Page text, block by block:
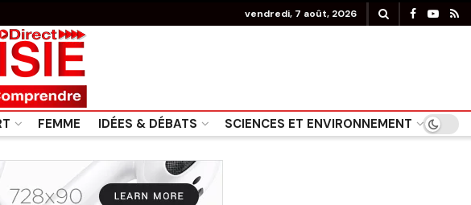
vendredi, 7 août, 2026
FEMME IDÉES & DÉBATS SCIENCES ET ENVIRONNEMENT